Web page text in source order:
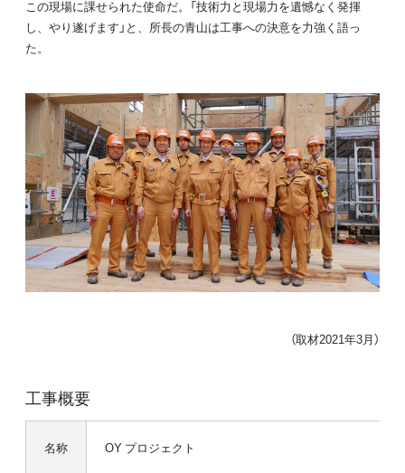
この現場に課せられた使命だ。「技術力と現場力を遺憾なく発揮
し、やり遂げます」と、所長の青山は工事への決意を力強く語っ
た。
（取材2021年3月）
工事概要
名称 OY プロジェクト